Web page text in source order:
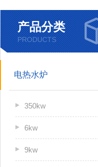
产品分类
PRODUCTS
电热水炉
350kw
6kw
9kw